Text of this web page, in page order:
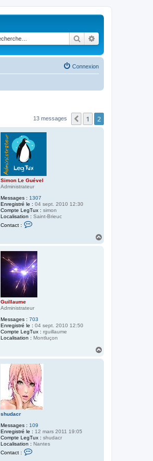
Rechercher
Connexion
13 messages Précédente
1 2
Simon Le Guével
Administrateur
Messages : 1307
Enregistré le : 04 sept. 2010 12:30
Compte LegTux : simon
Localisation : Saint-Brieuc
Contact :
c
t
e
r
S
i
L
G
u
é
v
Guillaume
Administrateur
Messages : 703
Enregistré le : 04 sept. 2010 12:50
Compte LegTux : rguillaume
Localisation : Montluçon
shudacr
Messages : 109
Enregistré le : 12 mars 2011 19:05
Compte LegTux : shudacr
Localisation : Nantes
Contact :